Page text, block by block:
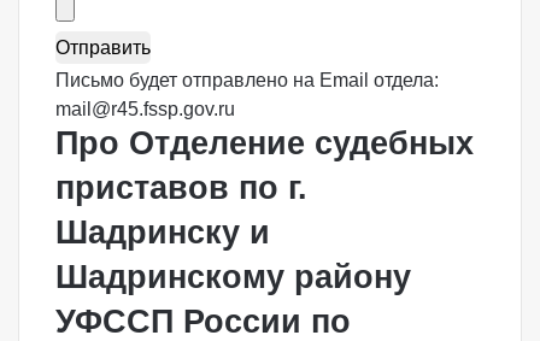
Письмо будет отправлено на Email отдела:
mail@r45.fssp.gov.ru
Про Отделение судебных
приставов по г.
Шадринску и
Шадринскому району
УФССП России по